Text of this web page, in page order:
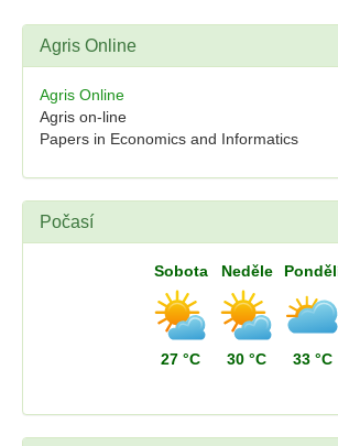
Agris Online
Agris Online
Agris on-line
Papers in Economics and Informatics
Počasí
Sobota
27 °C
Neděle
30 °C 33 °C